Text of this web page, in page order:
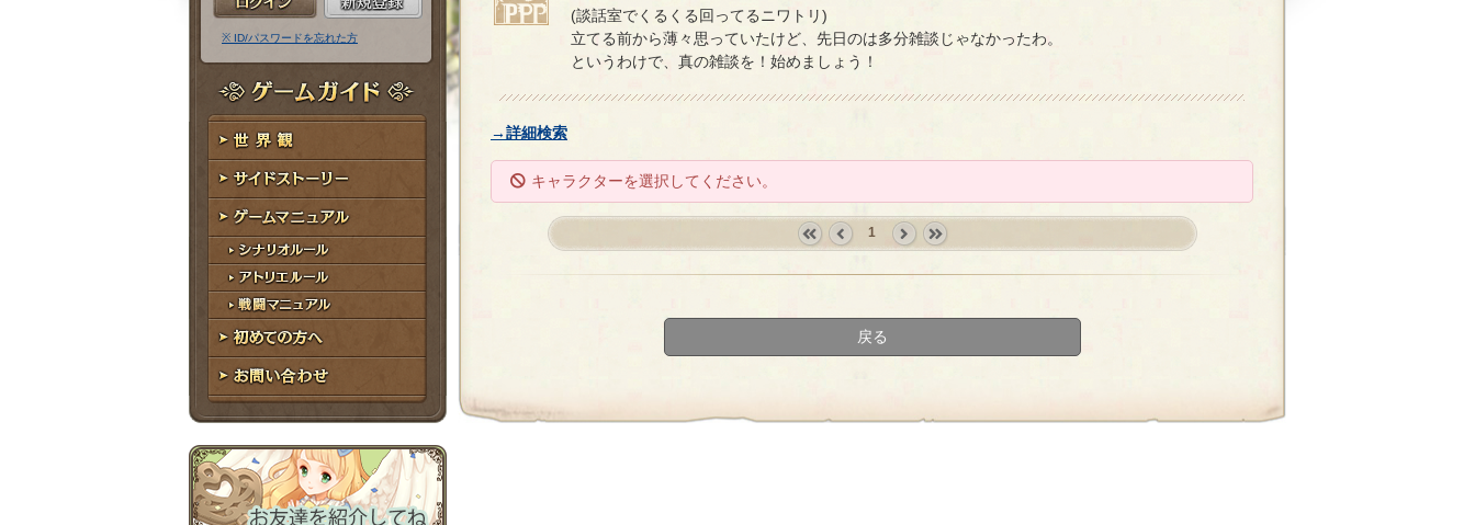
ル
ア
ド
レ
ス
ス
ー
ド
※ ID/パスワードを忘れた方
ゲームガイド
世界観
サイドストーリー
ゲームマニュアル
シナリオルール
アトリエルール
戦闘マニュアル
初めての方へ
お問い合わせ
(談話室でくるくる回ってるニワトリ)
立てる前から薄々思っていたけど、先日のは多分雑談じゃなかったわ。
というわけで、真の雑談を！始めましょう！
→詳細検索
キャラクターを選択してください。
1
戻る